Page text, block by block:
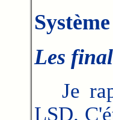
Les
Je
LSD.